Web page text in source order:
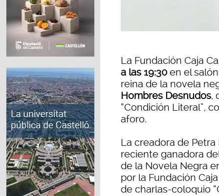
La Fundación Caja
a las 19:30 en el
reina de la novela
Hombres Desnudos,
“Condición Literal”,
aforo.
La creadora de
reciente ganadora
de la Novela Negra
por la Fundación
de charlas-coloquio